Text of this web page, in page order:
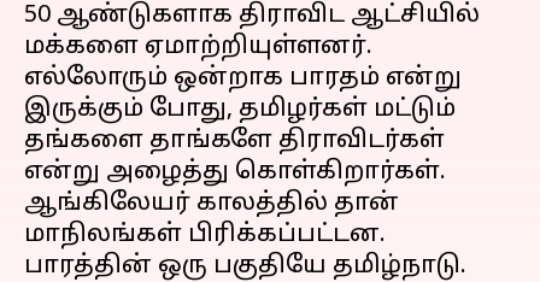
50 ஆண்டுகளாக திராவிட ஆட்சியில்
மக்களை ஏமாற்றியுள்ளனர்.
எல்லோரும் ஒன்றாக பாரதம் என்று
இருக்கும் போது, தமிழர்கள் மட்டும்
தங்களை தாங்களே திராவிடர்கள்
என்று அழைத்து கொள்கிறார்கள்.
ஆங்கிலேயர் காலத்தில் தான்
மாநிலங்கள் பிரிக்கப்பட்டன.
பாரத்தின் ஒரு பகுதியே தமிழ்நாடு.